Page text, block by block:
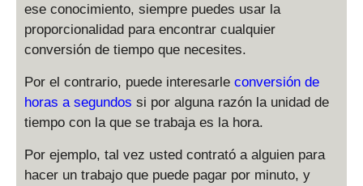
ese conocimiento, siempre puedes usar la
proporcionalidad para encontrar cualquier
conversión de tiempo que necesites.
Por el contrario, puede interesarle conversión de
horas a segundos si por alguna razón la unidad de
tiempo con la que se trabaja es la hora.
Por ejemplo, tal vez usted contrató a alguien para
hacer un trabajo que puede pagar por minuto, y